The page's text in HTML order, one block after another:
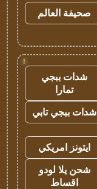
صحيفة العالم
!
شدات ببجي
تمارا
شدات ببجي تابي
ايتونز امريكي
شحن يلا لودو
اقساط